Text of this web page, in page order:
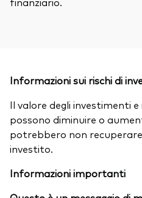
Informazioni sui rischi di
Il valore degli investimenti
possono diminuire o
potrebbero non
investito.
Informazioni importanti